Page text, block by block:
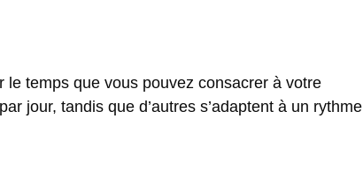
le temps que vous pouvez consacrer à votre
jour, tandis que d’autres s’adaptent à un rythme